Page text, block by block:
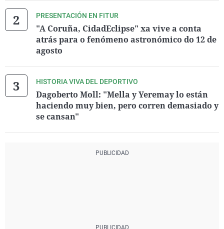
PRESENTACIÓN EN FITUR
"A Coruña, CidadEclipse" xa vive a conta
atrás para o fenómeno astronómico do 12 de
agosto
HISTORIA VIVA DEL DEPORTIVO
Dagoberto Moll: "Mella y Yeremay lo están
haciendo muy bien, pero corren demasiado y
se cansan"